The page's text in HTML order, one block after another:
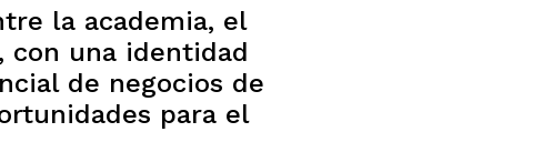
la academia, el
una identidad
de negocios de
para el